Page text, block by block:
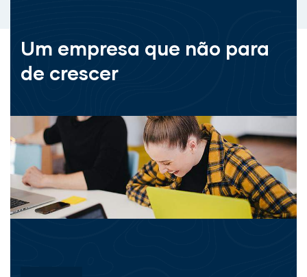
Um empresa que não para
de crescer